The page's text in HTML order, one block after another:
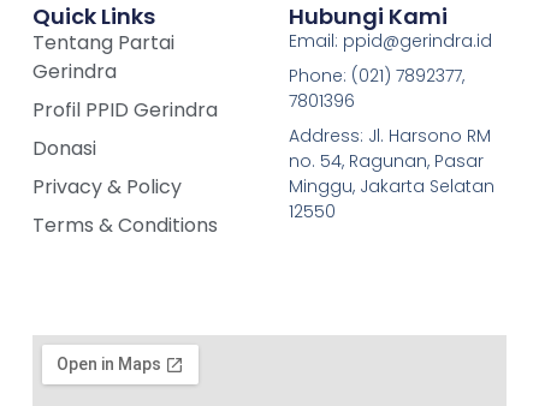
Quick Links
Tentang Partai
Gerindra
Profil PPID Gerindra
Donasi
Privacy & Policy
Terms & Conditions
Hubungi Kami
Email: ppid@gerindra.id
Phone: (021) 7892377,
7801396
Address: Jl. Harsono RM
no. 54, Ragunan, Pasar
Minggu, Jakarta Selatan
12550